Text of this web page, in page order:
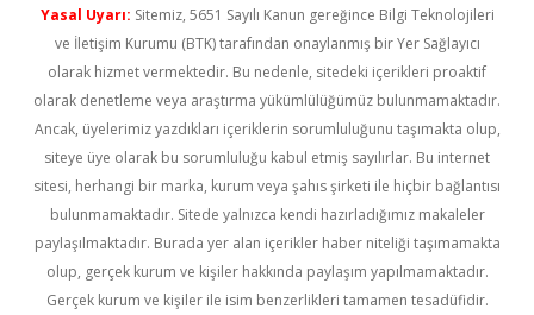
Yasal Uyarı: Sitemiz, 5651 Sayılı Kanun gereğince Bilgi Teknolojileri
ve İletişim Kurumu (BTK) tarafından onaylanmış bir Yer Sağlayıcı
olarak hizmet vermektedir. Bu nedenle, sitedeki içerikleri proaktif
olarak denetleme veya araştırma yükümlülüğümüz bulunmamaktadır.
Ancak, üyelerimiz yazdıkları içeriklerin sorumluluğunu taşımakta olup,
siteye üye olarak bu sorumluluğu kabul etmiş sayılırlar. Bu internet
sitesi, herhangi bir marka, kurum veya şahıs şirketi ile hiçbir bağlantısı
bulunmamaktadır. Sitede yalnızca kendi hazırladığımız makaleler
paylaşılmaktadır. Burada yer alan içerikler haber niteliği taşımamakta
olup, gerçek kurum ve kişiler hakkında paylaşım yapılmamaktadır.
Gerçek kurum ve kişiler ile isim benzerlikleri tamamen tesadüfidir.